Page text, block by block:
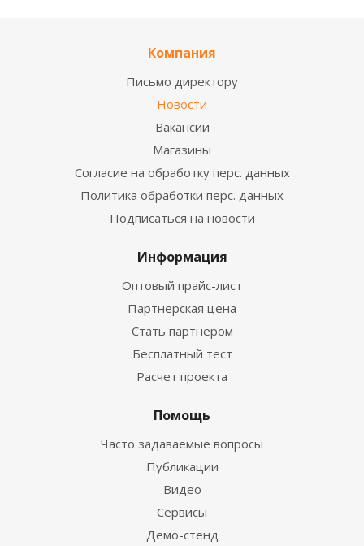
Компания
Письмо директору
Новости
Вакансии
Магазины
Согласие на обработку перс. данных
Политика обработки перс. данных
Подписаться на новости
Информация
Оптовый прайс-лист
Партнерская цена
Стать партнером
Бесплатный тест
Расчет проекта
Помощь
Часто задаваемые вопросы
Публикации
Видео
Сервисы
Демо-стенд